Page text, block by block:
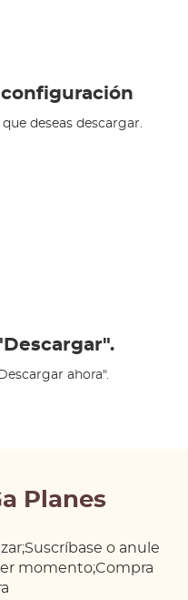
deseas descargar.
ahora".
Planes
o anule
momento;Compra